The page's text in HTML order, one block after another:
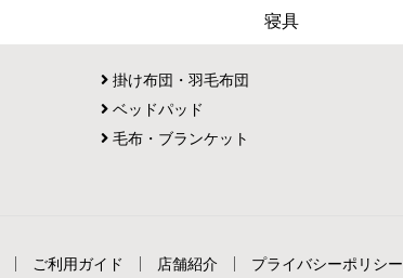
寝具
掛け布団・羽毛布団
ベッドパッド
毛布・ブランケット
ご利用ガイド 店舗紹介 プライバシーポリシー